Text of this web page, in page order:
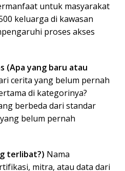
untuk masyarakat
keluarga di kawasan
proses akses
(Apa yang baru atau
cerita yang belum pernah
di kategorinya?
berbeda dari standar
belum pernah
terlibat?) Nama
mitra, atau data dari